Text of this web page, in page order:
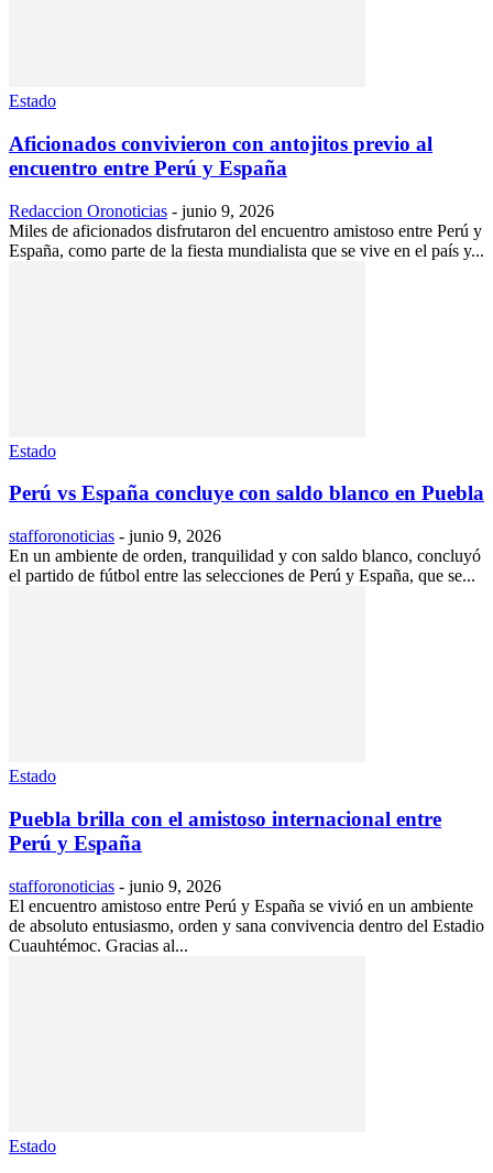
Estado
Aficionados convivieron con antojitos previo al
encuentro entre Perú y España
Redaccion Oronoticias - junio 9, 2026
Miles de aficionados disfrutaron del encuentro amistoso entre Perú y
España, como parte de la fiesta mundialista que se vive en el país y...
Estado
Perú vs España concluye con saldo blanco en Puebla
stafforonoticias - junio 9, 2026
En un ambiente de orden, tranquilidad y con saldo blanco, concluyó
el partido de fútbol entre las selecciones de Perú y España, que se...
Estado
Puebla brilla con el amistoso internacional entre
Perú y España
stafforonoticias - junio 9, 2026
El encuentro amistoso entre Perú y España se vivió en un ambiente
de absoluto entusiasmo, orden y sana convivencia dentro del Estadio
Cuauhtémoc. Gracias al...
Estado